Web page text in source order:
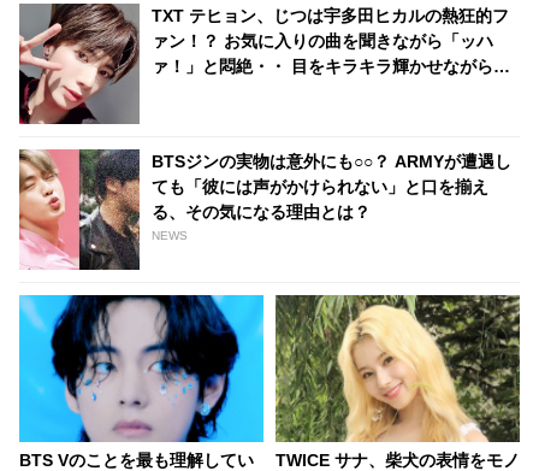
TXT テヒョン、じつは宇多田ヒカルの熱狂的フ
ァン！？ お気に入りの曲を聞きながら「ッハ
ァ！」と悶絶・・ 目をキラキラ輝かせながら聞
BTSジンの実物は意外にも○○？ ARMYが遭遇し
ても「彼には声がかけられない」と口を揃え
る、その気になる理由とは？
NEWS
BTS Vのことを最も理解してい
TWICE サナ、柴犬の表情をモノ